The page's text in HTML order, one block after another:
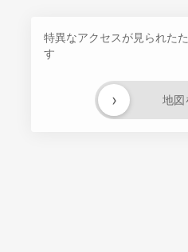
特異なアクセスが見られた
す
地図
›